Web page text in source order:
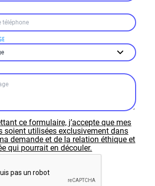
ce formulaire, j’accepte que mes
soient utilisées exclusivement dans
demande et de la relation éthique et
qui pourrait en découler.